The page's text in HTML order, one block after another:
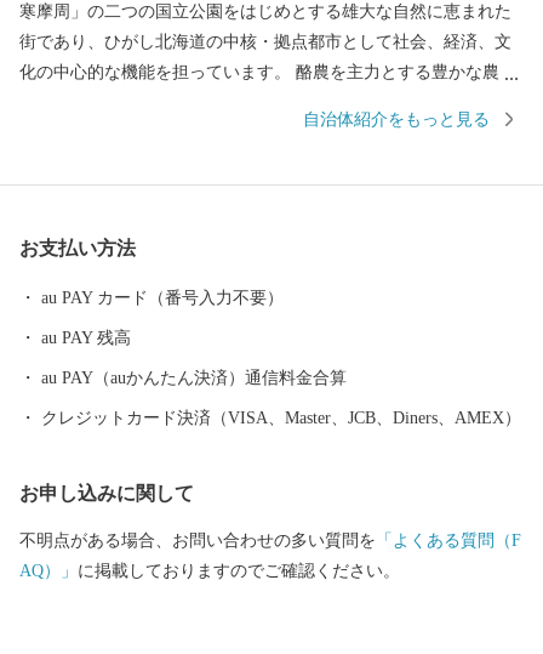
寒摩周」の二つの国立公園をはじめとする雄大な自然に恵まれた
街であり、ひがし北海道の中核・拠点都市として社会、経済、文
化の中心的な機能を担っています。 酪農を主力とする豊かな農業
を誇る水産業など、日本の食料基地といえる地域です。 安全・安
製紙工場のほか、全国唯一の石炭鉱業所が操業しており地域の主
められている北海道横断自動車道(高速道路)の完成により今後、飛
躍的に物流機能が高まるものと期待されています。 また、特別天
然記念物｢タンチョウ｣や「阿寒湖のマリモ」をはじめとする世界
滞在にも適した地域と言えます。 ＜ワンストップ申請書送付先＞
自治体紹介をもっと見る
お支払い方法
au PAY カード（番号入力不要）
au PAY 残高
au PAY（auかんたん決済）通信料金合算
クレジットカード決済（VISA、Master、JCB、Diners、AMEX）
お申し込みに関して
不明点がある場合、お問い合わせの多い質問を 「よくある質問（F
AQ）」 に掲載しておりますのでご確認ください。